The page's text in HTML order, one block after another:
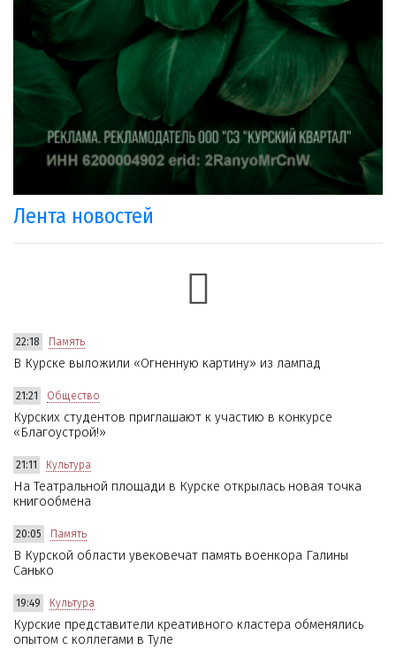
Лента новостей
22:18 Память
В Курске выложили «Огненную картину» из лампад
21:21 Общество
Курских студентов приглашают к участию в конкурсе
«Благоустрой!»
21:11 Культура
На Театральной площади в Курске открылась новая точка
книгообмена
20:05 Память
В Курской области увековечат память военкора Галины
Санько
19:49 Культура
Курские представители креативного кластера обменялись
опытом с коллегами в Туле